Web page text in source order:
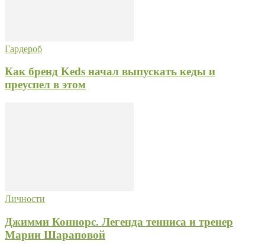
Гардероб
Как бренд Keds начал выпускать кеды и
преуспел в этом
Личности
Джимми Коннорс. Легенда тенниса и тренер
Марии Шараповой